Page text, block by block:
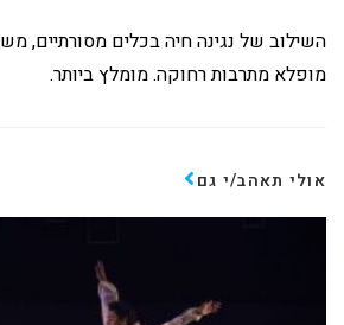
השילוב של נגינה חיה בכלים מסורתיים,
מופלא מתרבות רחוקה. מומלץ ביותר.
אולי תאהב/י גם